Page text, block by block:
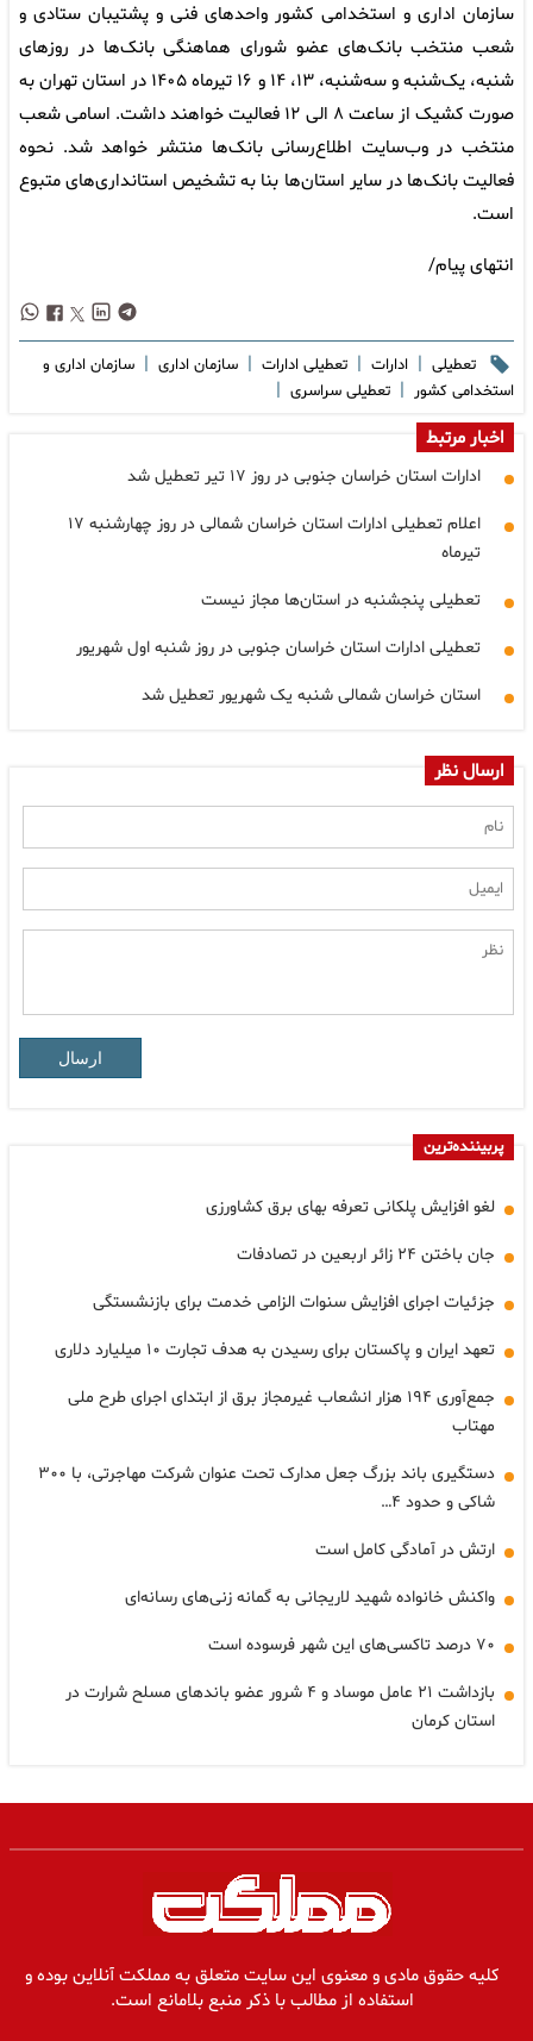
سازمان اداری و استخدامی کشور واحدهای فنی و پشتیبان ستادی و
شعب منتخب بانک‌های عضو شورای هماهنگی بانک‌ها در روزهای
شنبه، یک‌شنبه و سه‌شنبه، ۱۳، ۱۴ و ۱۶ تیرماه ۱۴۰۵ در استان تهران به
صورت کشیک از ساعت ۸ الی ۱۲ فعالیت خواهند داشت. اسامی شعب
منتخب در وب‌سایت اطلاع‌رسانی بانک‌ها منتشر خواهد شد. نحوه
فعالیت بانک‌ها در سایر استان‌ها بنا به تشخیص استانداری‌های متبوع
است.
انتهای پیام/
تعطیلی | ادارات | تعطیلی ادارات | سازمان اداری | سازمان اداری و
استخدامی کشور | تعطیلی سراسری |
اخبار مرتبط
ادارات استان خراسان جنوبی در روز ۱۷ تیر تعطیل شد
اعلام تعطیلی ادارات استان خراسان شمالی در روز چهارشنبه ۱۷
تیرماه
تعطیلی پنجشنبه‌ در استان‌ها مجاز نیست
تعطیلی ادارات استان خراسان جنوبی در روز شنبه اول شهریور
استان خراسان شمالی شنبه یک شهریور تعطیل شد
ارسال نظر
ارسال
پربیننده‌ترین
لغو افزایش پلکانی تعرفه بهای برق کشاورزی
جان باختن ۲۴ زائر اربعین در تصادفات
جزئیات اجرای افزایش سنوات الزامی خدمت برای بازنشستگی
تعهد ایران و پاکستان برای رسیدن به هدف تجارت ۱۰ میلیارد دلاری
جمع‌آوری ۱۹۴ هزار انشعاب غیرمجاز برق از ابتدای اجرای طرح ملی
مهتاب
دستگیری باند بزرگ جعل مدارک تحت عنوان شرکت مهاجرتی، با ۳۰۰
شاکی و حدود ۴…
ارتش در آمادگی کامل است
واکنش خانواده شهید لاریجانی به گمانه زنی‌های رسانه‌ای
۷۰ درصد تاکسی‌های این شهر فرسوده است
بازداشت ۲۱ عامل موساد و ۴ شرور عضو باندهای مسلح شرارت در
استان کرمان
کلیه حقوق مادی و معنوی این سایت متعلق به مملکت آنلاین بوده و
استفاده از مطالب با ذکر منبع بلامانع است.